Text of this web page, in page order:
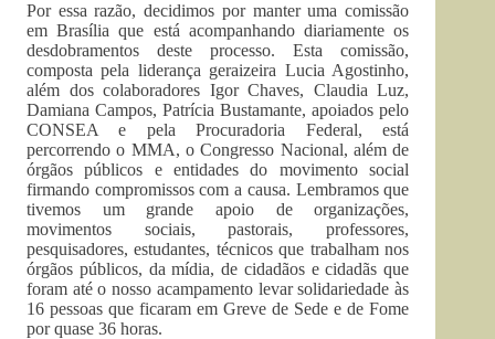
Por essa razão, decidimos por manter uma comissão
em Brasília que está acompanhando diariamente os
desdobramentos deste processo. Esta comissão,
composta pela liderança geraizeira Lucia Agostinho,
além dos colaboradores Igor Chaves, Claudia Luz,
Damiana Campos, Patrícia Bustamante, apoiados pelo
CONSEA e pela Procuradoria Federal, está
percorrendo o MMA, o Congresso Nacional, além de
órgãos públicos e entidades do movimento social
firmando compromissos com a causa. Lembramos que
tivemos um grande apoio de organizações,
movimentos sociais, pastorais, professores,
pesquisadores, estudantes, técnicos que trabalham nos
órgãos públicos, da mídia, de cidadãos e cidadãs que
foram até o nosso acampamento levar solidariedade às
16 pessoas que ficaram em Greve de Sede e de Fome
por quase 36 horas.